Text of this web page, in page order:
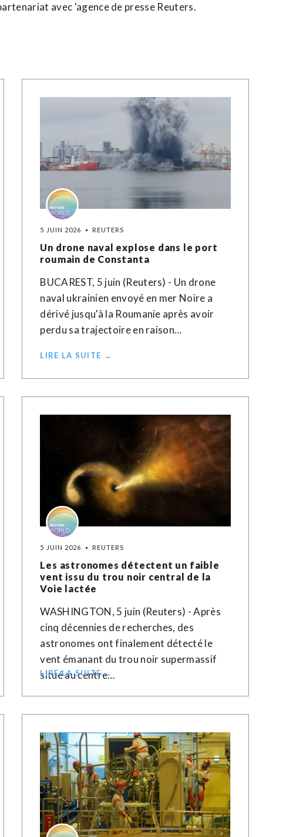
avec 'agence de presse Reuters.
5 JUIN 2026 REUTERS
Un drone naval explose dans le port
roumain de Constanta
BUCAREST, 5 juin (Reuters) - Un drone
naval ukrainien envoyé en mer Noire a
dérivé jusqu'à la Roumanie après avoir
perdu sa trajectoire en raison…
LIRE LA SUITE →
5 JUIN 2026 REUTERS
Les astronomes détectent un faible
vent issu du trou noir central de la
Voie lactée
WASHINGTON, 5 juin (Reuters) - Après
cinq décennies de recherches, des
astronomes ont finalement détecté le
vent émanant du trou noir supermassif
situé au centre…
LIRE LA SUITE →